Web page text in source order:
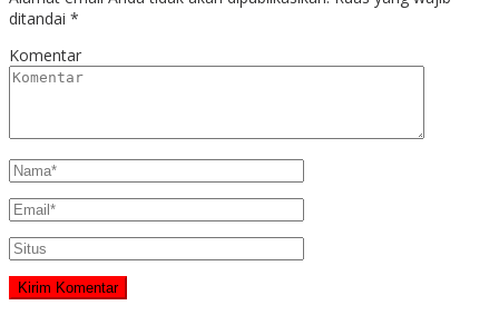
ditandai *
Komentar